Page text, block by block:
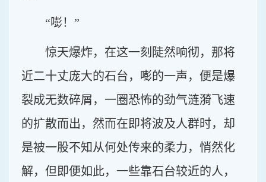
“嘭！”
惊天爆炸，在这一刻陡然响彻，那将
近二十丈庞大的石台，嘭的一声，便是爆
裂成无数碎屑，一圈恐怖的劲气涟漪飞速
的扩散而出，然而在即将波及人群时，却
是被一股不知从何处传来的柔力，悄然化
解，但即便如此，一些靠石台较近的人，